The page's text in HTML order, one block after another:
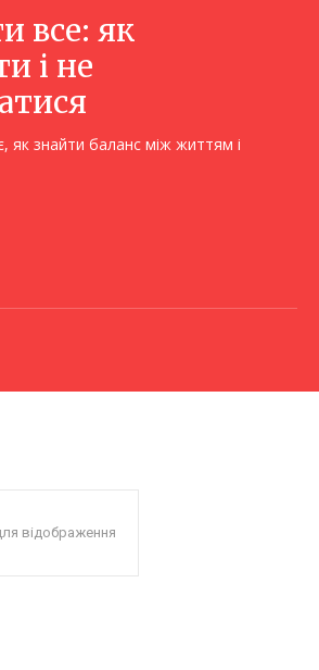
все: як
і не
як знайти баланс між життям і
відображення